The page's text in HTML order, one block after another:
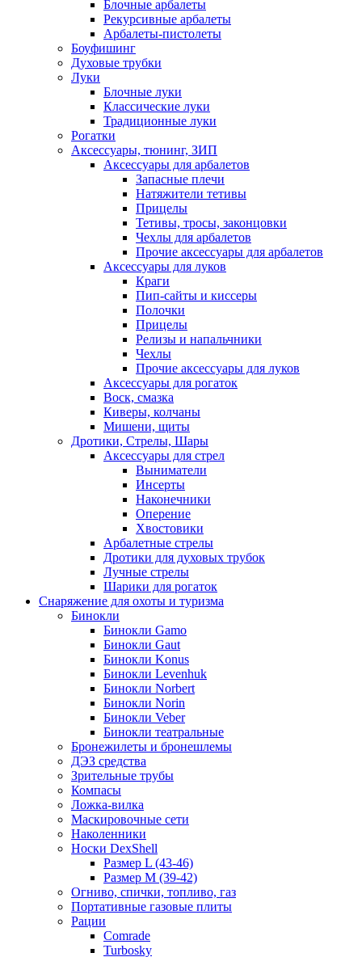
Блочные арбалеты
Рекурсивные арбалеты
Арбалеты-пистолеты
Боуфишинг
Духовые трубки
Луки
Блочные луки
Классические луки
Традиционные луки
Рогатки
Аксессуары, тюнинг, ЗИП
Аксессуары для арбалетов
Запасные плечи
Натяжители тетивы
Прицелы
Тетивы, тросы, законцовки
Чехлы для арбалетов
Прочие аксессуары для арбалетов
Аксессуары для луков
Краги
Пип-сайты и киссеры
Полочки
Прицелы
Релизы и напальчники
Чехлы
Прочие аксессуары для луков
Аксессуары для рогаток
Воск, смазка
Киверы, колчаны
Мишени, щиты
Дротики, Стрелы, Шары
Аксессуары для стрел
Выниматели
Инсерты
Наконечники
Оперение
Хвостовики
Арбалетные стрелы
Дротики для духовых трубок
Лучные стрелы
Шарики для рогаток
Снаряжение для охоты и туризма
Бинокли
Бинокли Gamo
Бинокли Gaut
Бинокли Konus
Бинокли Levenhuk
Бинокли Norbert
Бинокли Norin
Бинокли Veber
Бинокли театральные
Бронежилеты и бронешлемы
ДЭЗ средства
Зрительные трубы
Компасы
Ложка-вилка
Маскировочные сети
Наколенники
Носки DexShell
Размер L (43-46)
Размер M (39-42)
Огниво, спички, топливо, газ
Портативные газовые плиты
Рации
Comrade
Turbosky